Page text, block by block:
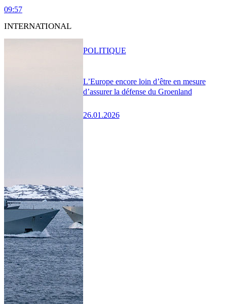
09:57
INTERNATIONAL
L’Europe encore loin d’être en mesure
d’assurer la défense du Groenland
26.01.2026
POLITIQUE